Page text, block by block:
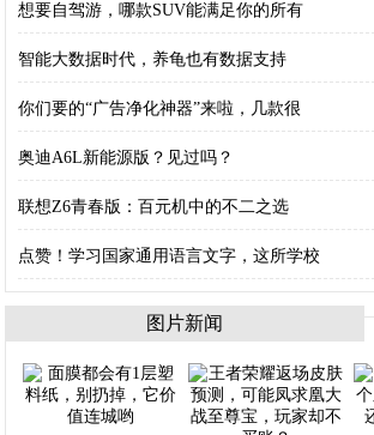
想要自驾游，哪款SUV能满足你的所有
智能大数据时代，养龟也有数据支持
你们要的“广告净化神器”来啦，几款很
奥迪A6L新能源版？见过吗？
联想Z6青春版：百元机中的不二之选
点赞！学习国家通用语言文字，这所学校
图片新闻